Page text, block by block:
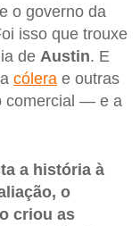
o governo da
isso que trouxe
de Austin. E
cólera e outras
comercial — e a
a história à
o
criou as